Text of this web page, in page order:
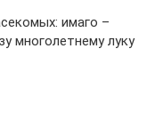
имаго –
многолетнему луку